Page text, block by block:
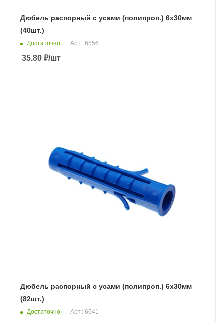
Дюбель распорный с усами (полипроп.) 6х30мм
(40шт.)
Достаточно Арт.: 6556
35.80 ₽/шт
Дюбель распорный с усами (полипроп.) 6х30мм
(82шт.)
Достаточно Арт.: 6641